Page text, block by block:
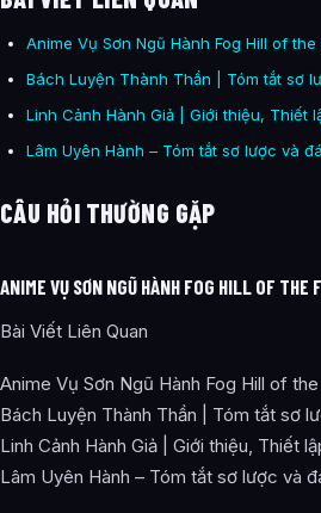
Anime Vụ Sơn Ngũ Hành Fog Hill of the
Bách Luyện Thành Thần | Tóm tắt sơ
Linh Cảnh Hành Giả | Giới thiệu, Thiết
Lâm Uyên Hành – Tóm tắt sơ lược và
CÂU HỎI THƯỜNG GẶP
ANIME VỤ SƠN NGŨ HÀNH FOG HILL OF
Bài Viết Liên Quan
Anime Vụ Sơn Ngũ Hành Fog Hill of
Bách Luyện Thành Thần | Tóm tắt sơ
Linh Cảnh Hành Giả | Giới thiệu, Thiết
Lâm Uyên Hành – Tóm tắt sơ lược và